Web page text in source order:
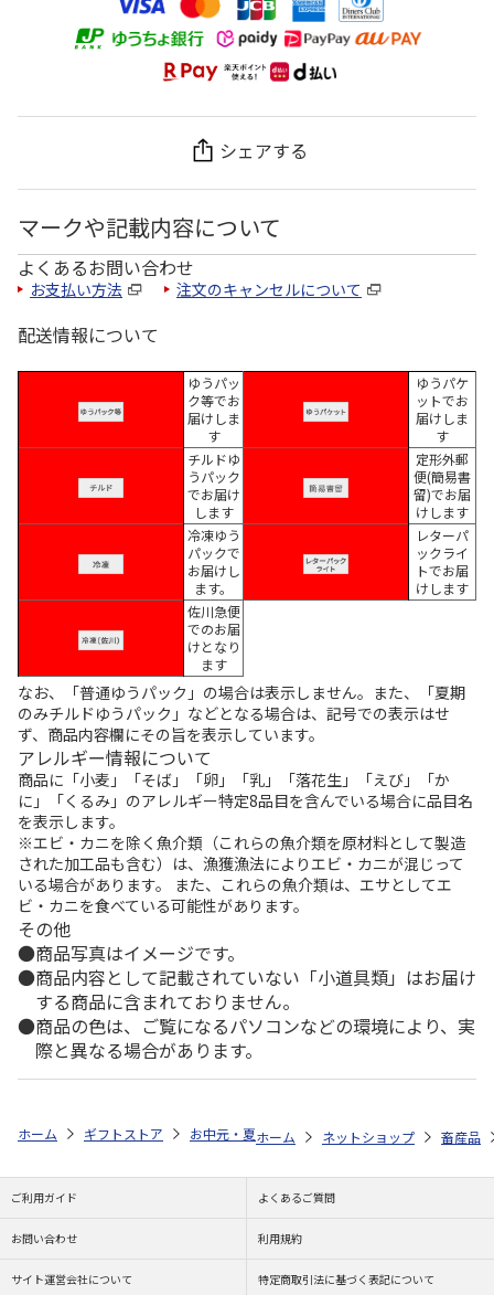
シェアする
マークや記載内容について
よくあるお問い合わせ
お支払い方法 注文のキャンセルについて
配送情報について
ゆうパッ
ク等でお
届けしま
す
ゆうパケ
ットでお
届けしま
す
チルドゆ
うパック
でお届け
します
定形外郵
便(簡易書
留)でお届
けします
冷凍ゆう
パックで
お届けし
ます。
レターパ
ックライ
トでお届
けします
佐川急便
でのお届
けとなり
ます
なお、「普通ゆうパック」の場合は表示しません。また、「夏期
のみチルドゆうパック」などとなる場合は、記号での表示はせ
ず、商品内容欄にその旨を表示しています。
アレルギー情報について
商品に「小麦」「そば」「卵」「乳」「落花生」「えび」「か
に」「くるみ」のアレルギー特定8品目を含んでいる場合に品目名
を表示します。
※エビ・カニを除く魚介類（これらの魚介類を原材料として製造
された加工品も含む）は、漁獲漁法によりエビ・カニが混じって
いる場合があります。 また、これらの魚介類は、エサとしてエ
ビ・カニを食べている可能性があります。
その他
商品写真はイメージです。
商品内容として記載されていない「小道具類」はお届け
する商品に含まれておりません。
商品の色は、ご覧になるパソコンなどの環境により、実
際と異なる場合があります。
ホーム ギフトストア お中元・夏ギフト特集 2026 ゆうゆうギフト
ホーム ネットショップ 畜産品
ご利用ガイド よくあるご質問
お問い合わせ 利用規約
サイト運営会社について 特定商取引法に基づく表記について